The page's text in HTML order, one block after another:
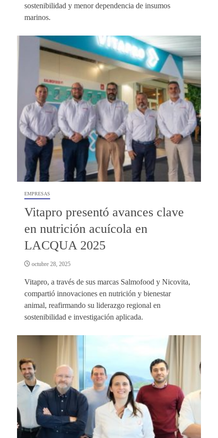
sostenibilidad y menor dependencia de insumos
marinos.
EMPRESAS
Vitapro presentó avances clave
en nutrición acuícola en
LACQUA 2025
octubre 28, 2025
Vitapro, a través de sus marcas Salmofood y Nicovita,
compartió innovaciones en nutrición y bienestar
animal, reafirmando su liderazgo regional en
sostenibilidad e investigación aplicada.